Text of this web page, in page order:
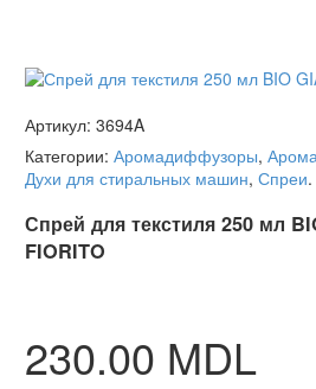
Артикул: 3694A
Категории: Аромадиффузоры,
Духи для стиральных машин, Спреи.
Спрей для текстиля 250 мл
FIORITO
230.00 MDL